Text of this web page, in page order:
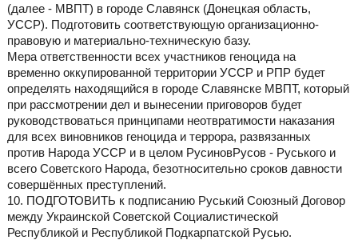
(далее - МВПТ) в городе Славянск (Донецкая область,
УССР). Подготовить соответствующую организационно-
правовую и материально-техническую базу.
Мера ответственности всех участников геноцида на
временно оккупированной территории УССР и РПР будет
определять находящийся в городе Славянске МВПТ, который
при рассмотрении дел и вынесении приговоров будет
руководствоваться принципами неотвратимости наказания
для всех виновников геноцида и террора, развязанных
против Народа УССР и в целом РусиновРусов - Руського и
всего Советского Народа, безотносительно сроков давности
совершённых преступлений.
10. ПОДГОТОВИТЬ к подписанию Руський Союзный Договор
между Украинской Советской Социалистической
Республикой и Республикой Подкарпатской Русью.